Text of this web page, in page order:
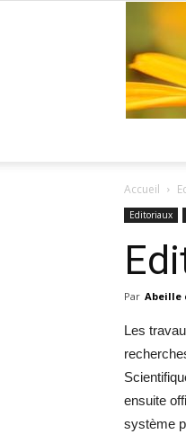
Accueil
Editoriaux
Par Abeille
Les
ensuite
système